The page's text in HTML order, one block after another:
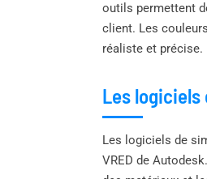
outils permettent
client. Les
réaliste et précise.
Les
Les logiciels de
VRED de